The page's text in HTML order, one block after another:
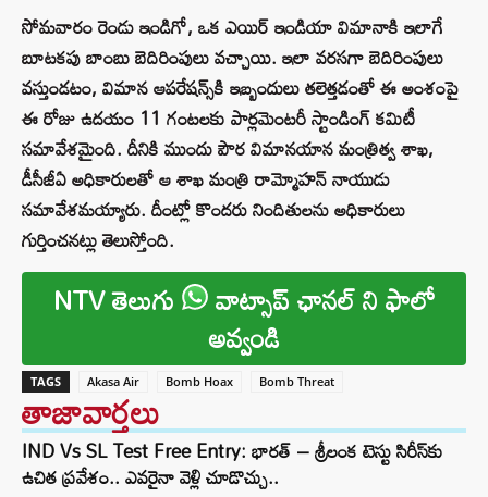
సోమవారం రెండు ఇండిగో, ఒక ఎయిర్ ఇండియా విమానాకి ఇలాగే
బూటకపు బాంబు బెదిరింపులు వచ్చాయి. ఇలా వరసగా బెదిరింపులు
వస్తుండటం, విమాన ఆపరేషన్స్‌కి ఇబ్బందులు తలెత్తడంతో ఈ అంశంపై
ఈ రోజు ఉదయం 11 గంటలకు పార్లమెంటరీ స్టాండింగ్ కమిటీ
సమావేశమైంది. దీనికి ముందు పౌర విమానయాన మంత్రిత్వ శాఖ,
డీసీజీఏ అధికారులతో ఆ శాఖ మంత్రి రామ్మోహన్ నాయుడు
సమావేశమయ్యారు. దీంట్లో కొందరు నిందితులను అధికారులు
గుర్తించనట్లు తెలుస్తోంది.
NTV తెలుగు వాట్సాప్ ఛానల్ ని ఫాలో
అవ్వండి
TAGS Akasa Air Bomb Hoax Bomb Threat
తాజావార్తలు
IND Vs SL Test Free Entry: భారత్ – శ్రీలంక టెస్టు సిరీస్‌కు
ఉచిత ప్రవేశం.. ఎవరైనా వెళ్లి చూడొచ్చు..